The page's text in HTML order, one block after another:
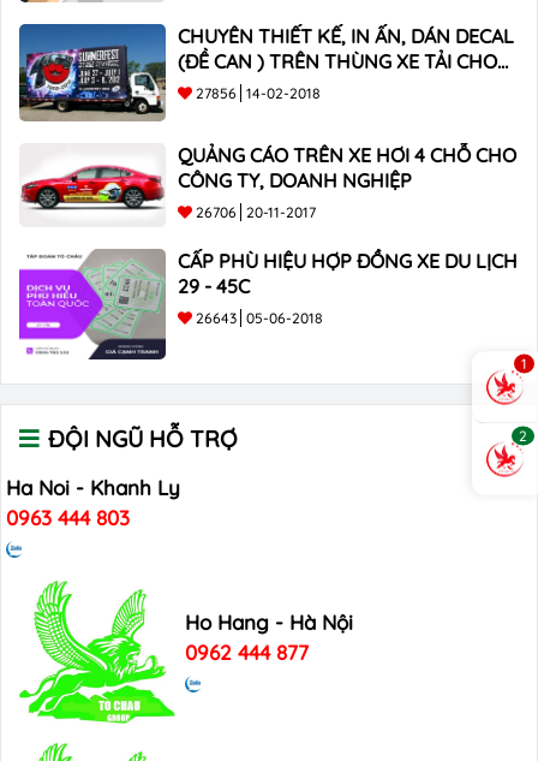
CHUYÊN THIẾT KẾ, IN ẤN, DÁN DECAL
(ĐỀ CAN ) TRÊN THÙNG XE TẢI CHO
CÔNG TY
27856 14-02-2018
QUẢNG CÁO TRÊN XE HƠI 4 CHỖ CHO
CÔNG TY, DOANH NGHIỆP
26706 20-11-2017
CẤP PHÙ HIỆU HỢP ĐỒNG XE DU LỊCH
29 - 45C
26643 05-06-2018
ĐỘI NGŨ HỖ TRỢ
Ha Noi - Khanh Ly
0963 444 803
Ho Hang - Hà Nội
0962 444 877
1
2